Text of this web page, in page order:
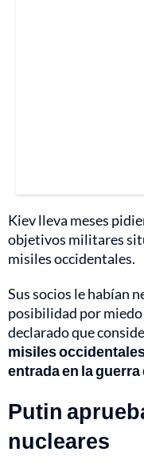
Kiev lleva meses
objetivos militares
misiles occidentales.
Sus socios le habían
posibilidad por miedo
declarado que
misiles
entrada en la guerra
Putin
nucleares